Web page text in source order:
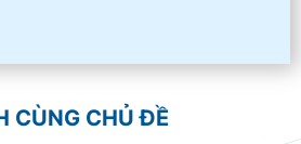
CÙNG CHỦ ĐỀ